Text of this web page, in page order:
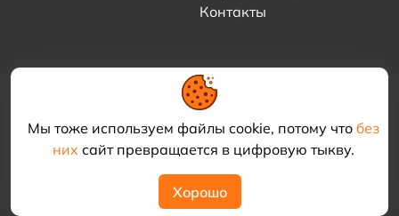
Мы тоже используем файлы cookie, потому что без
нихсайт превращается в цифровую тыкву.
Хорошо
Контакты
© 2021–2026 «Академия КриоФрост»